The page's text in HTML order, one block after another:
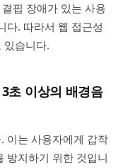
핍 장애가 있는 사용
다. 따라서 웹 접근성
있습니다.
초 이상의 배경음
이는 사용자에게 갑작
방지하기 위한 것입니